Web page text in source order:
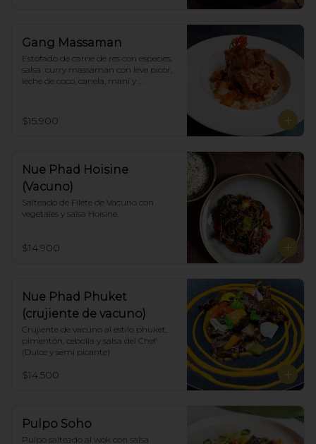
Gang Massaman
Estofado de carne de res con especies,
salsa  curry massaman con leve picor,
leche de coco, canela, maní y
$15.900
Nue Phad Hoisine
(Vacuno)
Salteado de Filete de Vacuno con
vegetales y salsa Hoisine.
$14.900
Nue Phad Phuket
(crujiente de vacuno)
Crujiente de vacuno al estilo phuket,
pimentón, cebolla y salsa del Chef
(Dulce y semi picante)
$14.500
Pulpo Soho
Pulpo salteado al wok con salsa